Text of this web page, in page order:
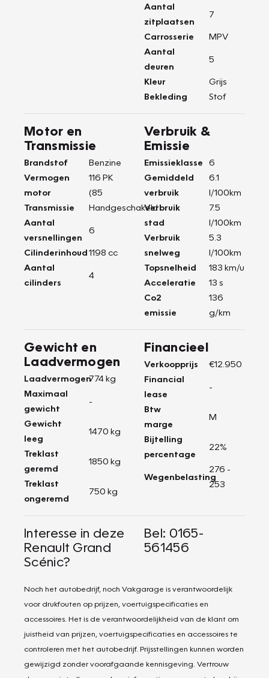
Aantal
zitplaatsen
7
Carrosserie
MPV
Aantal
deuren
5
Kleur
Grijs
Bekleding
Stof
Motor en
Transmissie
Brandstof
Benzine
Vermogen
motor
116 PK
(85
Transmissie
Handgeschakeld
Aantal
versnellingen
6
Cilinderinhoud1198 cc
Aantal
cilinders
4
Verbruik &
Emissie
Emissieklasse
6
Gemiddeld
verbruik
6.1
l/100km
Verbruik
stad
7.5
l/100km
Verbruik
snelweg
5.3
l/100km
Topsnelheid
183 km/u
Acceleratie
13 s
Co2
emissie
136
g/km
Gewicht en
Laadvermogen
Laadvermogen774 kg
Maximaal
gewicht
-
Gewicht
leeg
1470 kg
Treklast
geremd
1850 kg
Treklast
ongeremd
750 kg
Financieel
Verkoopprijs
€12.950
Financial
lease
-
Btw
marge
M
Bijtelling
percentage
22%
Wegenbelasting
276 -
253
Interesse in deze
Renault Grand
Scénic?
Bel: 0165-
561456
Noch het autobedrijf, noch Vakgarage is verantwoordelijk
voor drukfouten op prijzen, voertuigspecificaties en
accessoires. Het is de verantwoordelijkheid van de klant om
juistheid van prijzen, voertuigspecificaties en accessoires te
controleren met het autobedrijf. Prijsstellingen kunnen worden
gewijzigd zonder voorafgaande kennisgeving. Vertrouw